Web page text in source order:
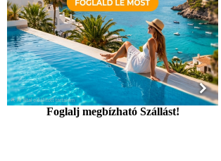
Foglalj megbízható Szállást!